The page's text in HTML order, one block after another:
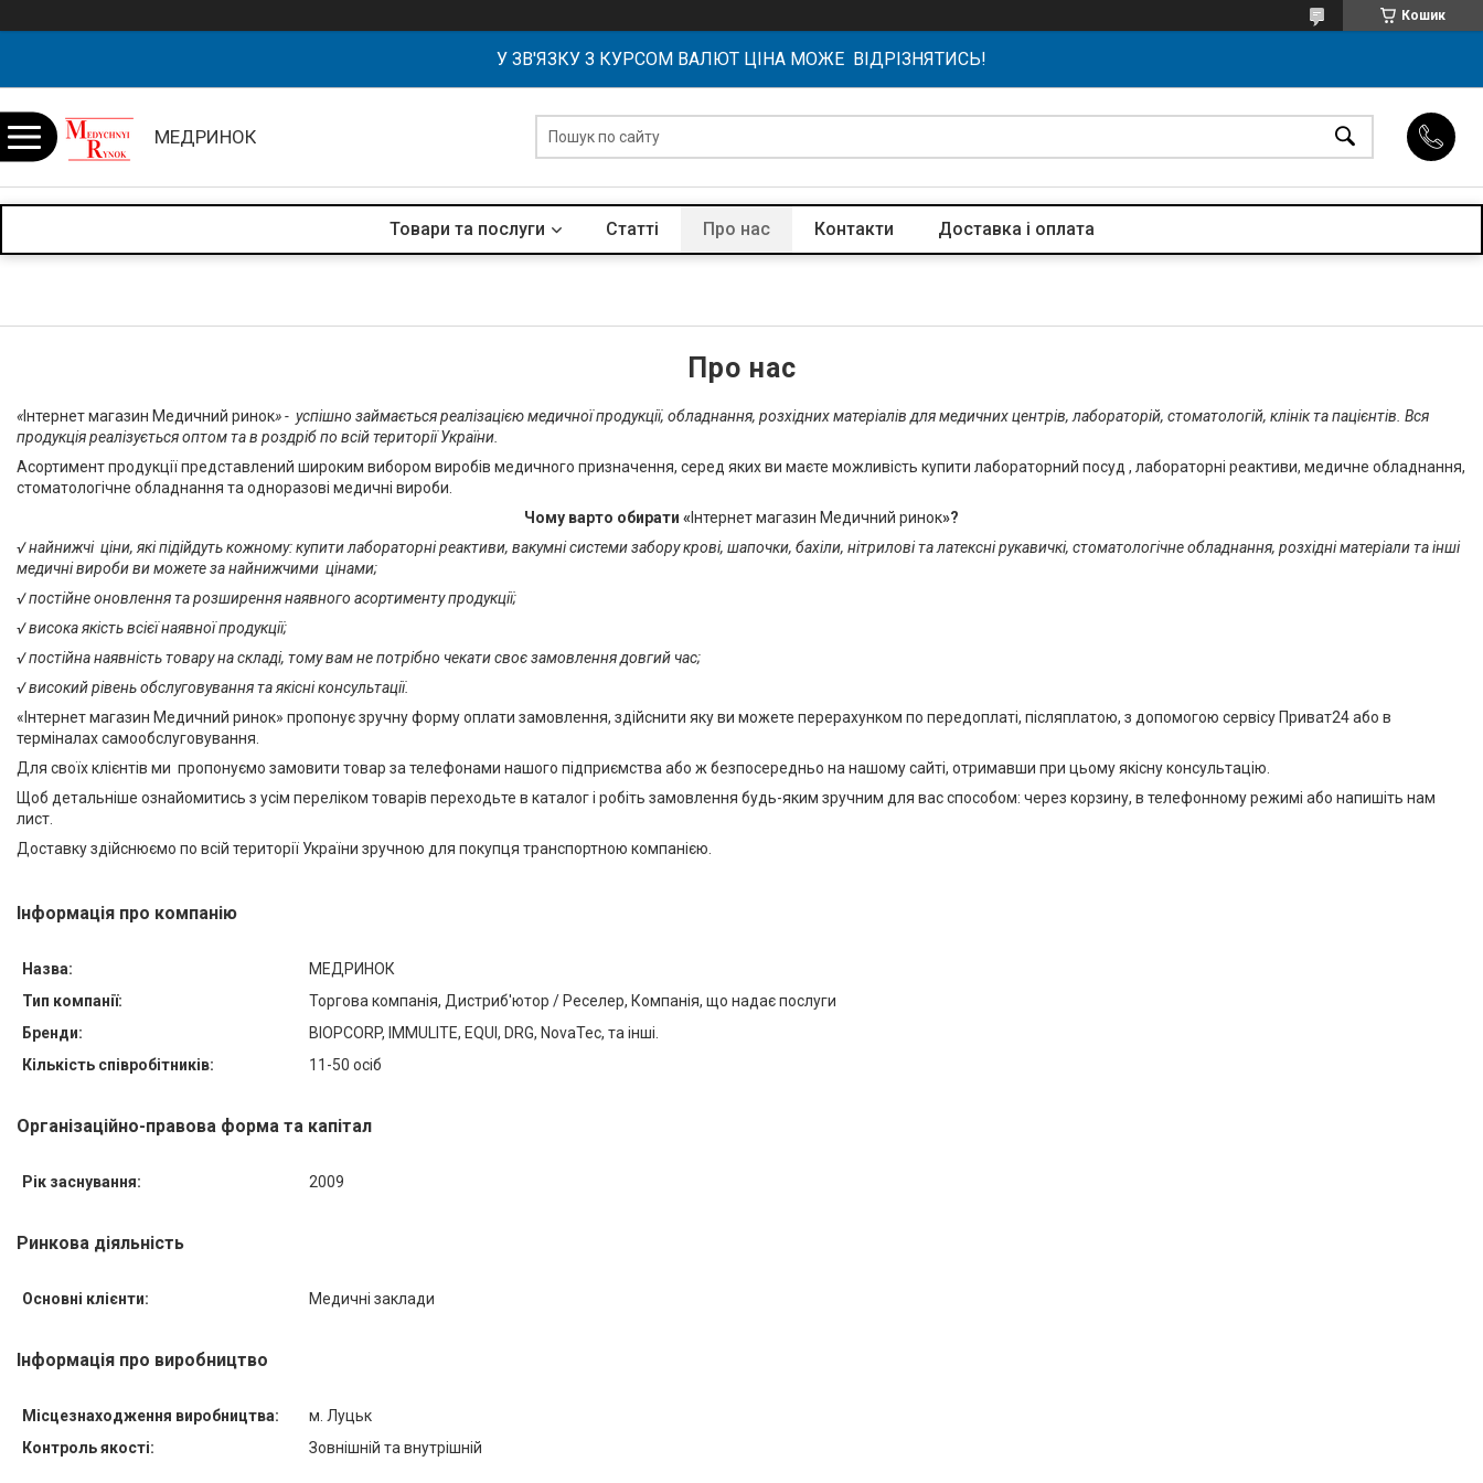
Кошик
У ЗВ'ЯЗКУ З КУРСОМ ВАЛЮТ ЦІНА МОЖЕ ВІДРІЗНЯТИСЬ!
МЕДРИНОК
Товари та послуги Статті Про нас Контакти Доставка і оплата
Про нас
«Інтернет магазин Медичний ринок» - успішно займається реалізацією медичної продукції, обладнання, розхідних матеріалів для медичних центрів, лабораторій, стоматологій, клінік та пацієнтів. Вся
продукція реалізується оптом та в роздріб по всій території України.
Асортимент продукції представлений широким вибором виробів медичного призначення, серед яких ви маєте можливість купити лабораторний посуд , лабораторні реактиви, медичне обладнання,
стоматологічне обладнання та одноразові медичні вироби.
Чому варто обирати «Інтернет магазин Медичний ринок»?
√ найнижчі ціни, які підійдуть кожному: купити лабораторні реактиви, вакумні системи забору крові, шапочки, бахіли, нітрилові та латексні рукавичкі, стоматологічне обладнання, розхідні матеріали та інші
медичні вироби ви можете за найнижчими цінами;
√постійне оновлення та розширення наявного асортименту продукції;
√висока якість всієї наявної продукції;
√постійна наявність товару на складі, тому вам не потрібно чекати своє замовлення довгий час;
√високий рівень обслуговування та якісні консультації.
«Інтернет магазин Медичний ринок» пропонує зручну форму оплати замовлення, здійснити яку ви можете перерахунком по передоплаті, післяплатою, з допомогою сервісу Приват24 або в
терміналах самообслуговування.
Для своїх клієнтів ми пропонуємо замовити товар за телефонами нашого підприємства або ж безпосередньо на нашому сайті, отримавши при цьому якісну консультацію.
Щоб детальніше ознайомитись з усім переліком товарів переходьте в каталог і робіть замовлення будь-яким зручним для вас способом: через корзину, в телефонному режимі або напишіть нам
лист.
Доставку здійснюємо по всій території України зручною для покупця транспортною компанією.
Інформація про компанію
Назва:
МЕДРИНОК
Тип компанії:
Торгова компанія, Дистриб'ютор / Реселер, Компанія, що надає послуги
Бренди:
BIOPCORP, IMMULITE, EQUI, DRG, NovaTec, та інші.
Кількість співробітників:
11-50 осіб
Організаційно-правова форма та капітал
Рік заснування: 2009
Ринкова діяльність
Основні клієнти: Медичні заклади
Інформація про виробництво
Місцезнаходження виробництва:
м. Луцьк
Контроль якості:
Зовнішній та внутрішній